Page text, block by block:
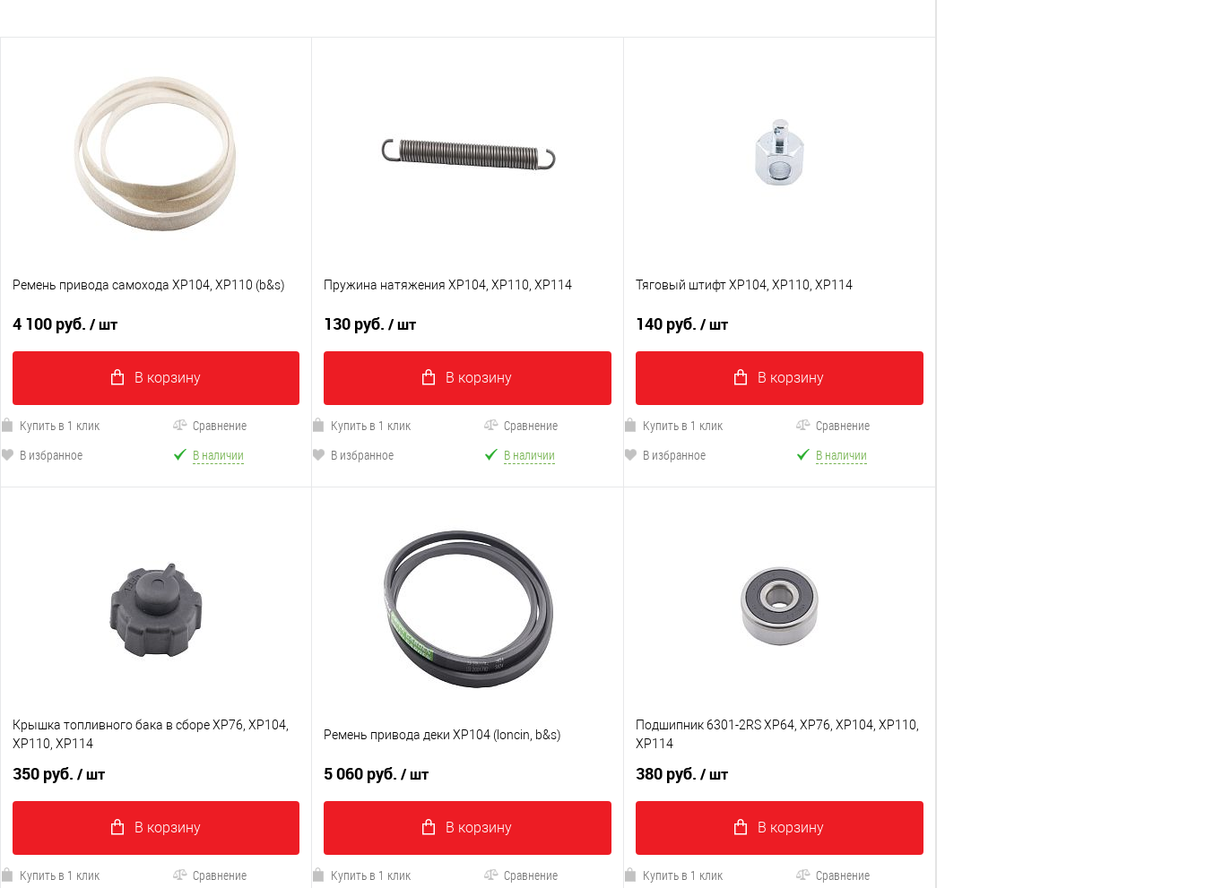
Ремень привода самохода XP104, XP110 (b&s)
4 100 руб. / шт
В корзину
Купить в 1 клик
Сравнение
В избранное
В наличии
Пружина натяжения XP104, XP110, XP114
130 руб./ шт
В корзину
Купить в 1 клик
Сравнение
В избранное
В наличии
Тяговый штифт XP104, XP110, XP114
140 руб. / шт
В корзину
Купить в 1 клик
Сравнение
В избранное
В наличии
Крышка топливного бака в сборе XP76, XP104,
XP110, XP114
350 руб. / шт
В корзину
Купить в 1 клик Сравнение
Ремень привода деки XP104 (loncin, b&s)
5 060 руб./ шт
В корзину
Купить в 1 клик Сравнение
Подшипник 6301-2RS XP64, XP76, XP104, XP110,
XP114
380 руб. / шт
В корзину
Купить в 1 клик Сравнение